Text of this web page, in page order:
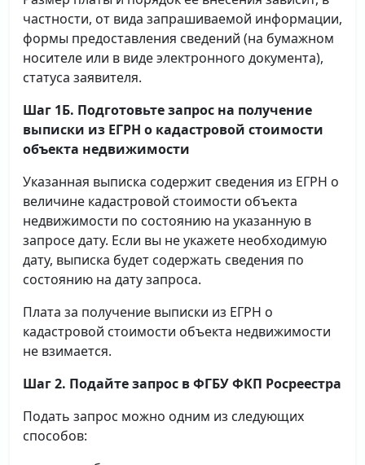
частности, от вида запрашиваемой информации,
формы предоставления сведений (на бумажном
носителе или в виде электронного документа),
статуса заявителя.
Шаг 1Б. Подготовьте запрос на получение
выписки из ЕГРН о кадастровой стоимости
объекта недвижимости
Указанная выписка содержит сведения из ЕГРН о
величине кадастровой стоимости объекта
недвижимости по состоянию на указанную в
запросе дату. Если вы не укажете необходимую
дату, выписка будет содержать сведения по
состоянию на дату запроса.
Плата за получение выписки из ЕГРН о
кадастровой стоимости объекта недвижимости
не взимается.
Шаг 2. Подайте запрос в ФГБУ ФКП Росреестра
Подать запрос можно одним из следующих
способов: